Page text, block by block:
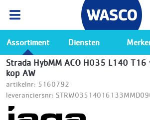
Ga naar de Wasco app
Assortiment Diensten
Strada HybMM ACO H035 L140 T16
kop AW
artikelnr: 5160792
leveranciersnr: